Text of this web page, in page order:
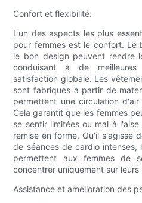
Confort et flexibilité:
L’un des aspects les plus
pour femmes est le confort. Le
le bon design peuvent rendre
conduisant à de
satisfaction globale. Les
sont fabriqués à partir de
permettent une circulation
Cela garantit que les femmes
se sentir limitées ou mal à
remise en forme. Qu'il s'agisse
de séances de cardio
permettent aux femmes de
concentrer uniquement sur leurs
Assistance et amélioration des